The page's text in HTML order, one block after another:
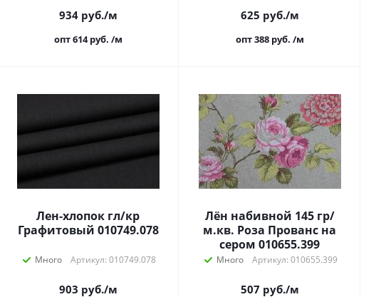
934руб./м
опт 614 руб. /м
625 руб./м
опт 388 руб. /м
Лен-хлопок гл/кр
Графитовый 010749.078
Много Артикул: 010749.078
903 руб./м
Лён набивной 145 гр/
м.кв. Роза Прованс на
сером 010655.399
Много Артикул: 010655.399
507 руб./м